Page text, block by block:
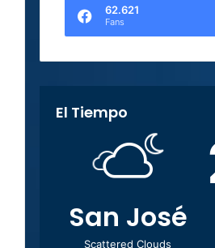
62.621
Fans
El Tiempo
San José
Scattered Clouds